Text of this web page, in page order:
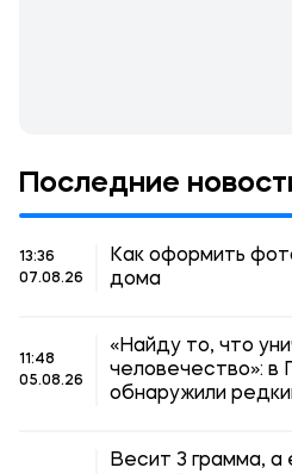
Последние
13:36
07.08.26
Как оформить
дома
11:48
05.08.26
«Найду то, что
человечество»: в
обнаружили
Весит 3 грамма, а